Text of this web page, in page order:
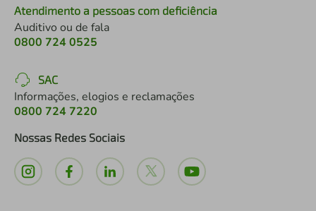
Atendimento a pessoas com deficiência
Auditivo ou de fala
0800 724 0525
SAC
Informações, elogios e reclamações
0800 724 7220
Nossas Redes Sociais